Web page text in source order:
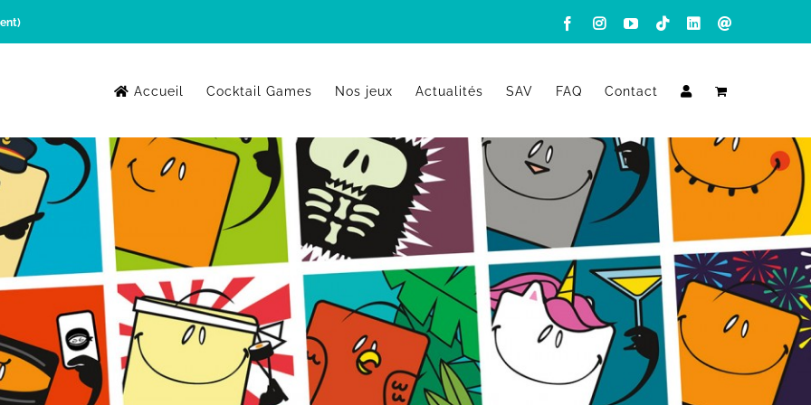
FacebookInstagram
YouTube
TiktokLinkedIn
Accueil Cocktail Games Nos jeux Actualités SAV FAQ Contact